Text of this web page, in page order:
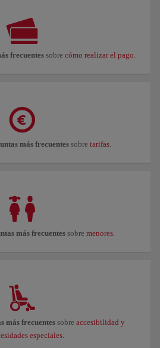
frecuentessobre cómo realizar el pago
más frecuentessobre tarifas.
más frecuentessobre menores.
más frecuentessobre accesibilidad y
especiales